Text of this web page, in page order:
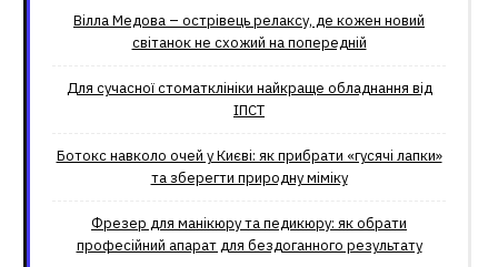
Вілла Медова – острівець релаксу, де кожен новий
світанок не схожий на попередній
Для сучасної стоматклініки найкраще обладнання від
ІПСТ
Ботокс навколо очей у Києві: як прибрати «гусячі лапки»
та зберегти природну міміку
Фрезер для манікюру та педикюру: як обрати
професійний апарат для бездоганного результату